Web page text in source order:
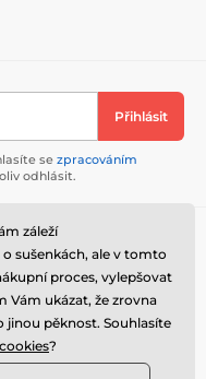
Přihlásit
se zpracováním
odhlásit.
záleží
sušenkách, ale v tomto
proces, vylepšovat
Vám ukázat, že zrovna
jinou pěknost. Souhlasíte
cookies?